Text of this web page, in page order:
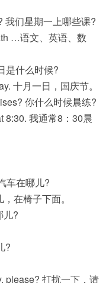
们星期一上哪些课?
…语文、英语、数
是什么时候?
十月一日，国庆节。
你什么时候晨练?
我通常8：30晨
车在哪儿?
在椅子下面。
儿?
?
please? 打扰一下，请